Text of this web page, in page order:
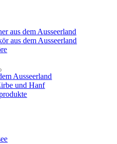
aus dem Ausseerland
aus dem Ausseerland
Ausseerland
und Hanf